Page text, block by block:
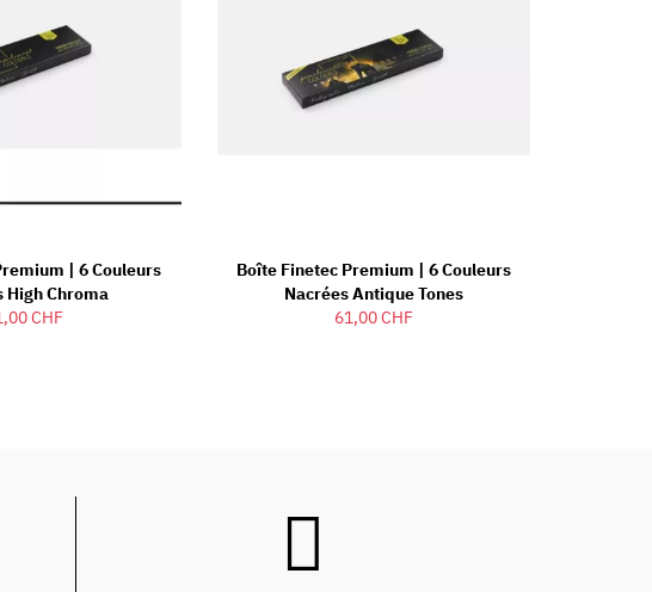
| 6 Couleurs
High Chroma
CHF
Boîte Finetec Premium | 6 Couleurs
Nacrées Antique Tones
61,00 CHF